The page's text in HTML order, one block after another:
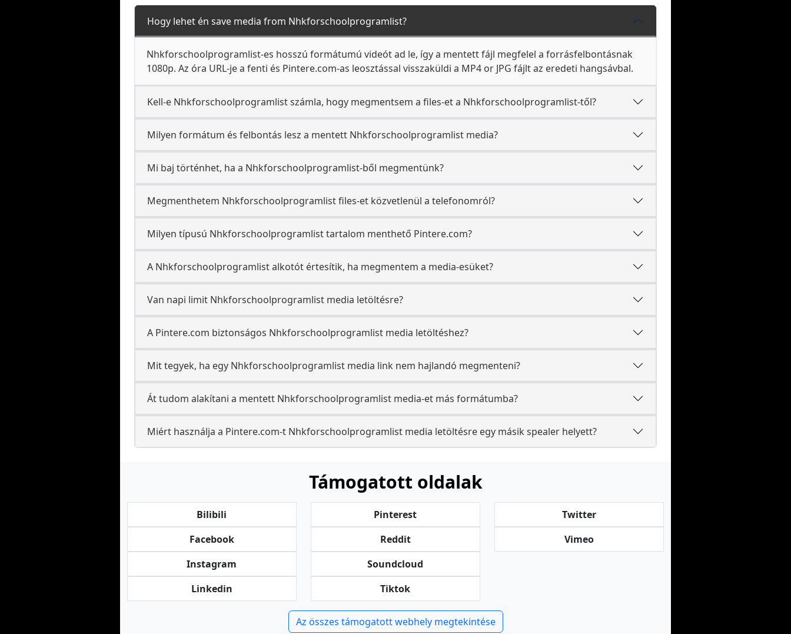
Hogy lehet én save media from Nhkforschoolprogramlist?
Nhkforschoolprogramlist-es hosszú formátumú videót ad le, így a mentett fájl megfelel a forrásfelbontásnak
1080p. Az óra URL-je a fenti és Pintere.com-as leosztással visszaküldi a MP4 or JPG fájlt az eredeti hangsávbal.
Kell-e Nhkforschoolprogramlist számla, hogy megmentsem a files-et a Nhkforschoolprogramlist-től?
Milyen formátum és felbontás lesz a mentett Nhkforschoolprogramlist media?
Mi baj történhet, ha a Nhkforschoolprogramlist-ből megmentünk?
Megmenthetem Nhkforschoolprogramlist files-et közvetlenül a telefonomról?
Milyen típusú Nhkforschoolprogramlist tartalom menthető Pintere.com?
A Nhkforschoolprogramlist alkotót értesítik, ha megmentem a media-esüket?
Van napi limit Nhkforschoolprogramlist media letöltésre?
A Pintere.com biztonságos Nhkforschoolprogramlist media letöltéshez?
Mit tegyek, ha egy Nhkforschoolprogramlist media link nem hajlandó megmenteni?
Át tudom alakítani a mentett Nhkforschoolprogramlist media-et más formátumba?
Miért használja a Pintere.com-t Nhkforschoolprogramlist media letöltésre egy másik spealer helyett?
Támogatott oldalak
Bilibili
Facebook
Instagram
Linkedin
Pinterest
Reddit
Soundcloud
Tiktok
Twitter
Vimeo
Az összes támogatott webhely megtekintése